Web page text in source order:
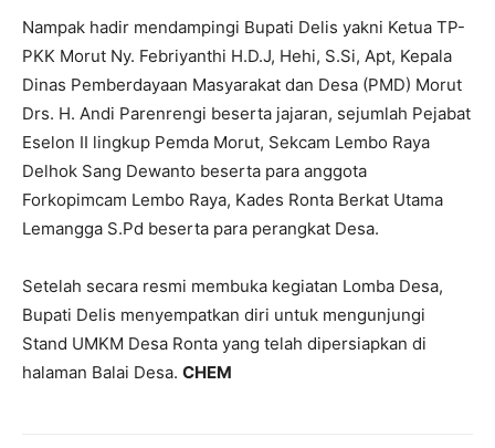
Nampak hadir mendampingi Bupati Delis yakni Ketua TP-
PKK Morut Ny. Febriyanthi H.D.J, Hehi, S.Si, Apt, Kepala
Dinas Pemberdayaan Masyarakat dan Desa (PMD) Morut
Drs. H. Andi Parenrengi beserta jajaran, sejumlah Pejabat
Eselon II lingkup Pemda Morut, Sekcam Lembo Raya
Delhok Sang Dewanto beserta para anggota
Forkopimcam Lembo Raya, Kades Ronta Berkat Utama
Lemangga S.Pd beserta para perangkat Desa.
Setelah secara resmi membuka kegiatan Lomba Desa,
Bupati Delis menyempatkan diri untuk mengunjungi
Stand UMKM Desa Ronta yang telah dipersiapkan di
halaman Balai Desa. CHEM